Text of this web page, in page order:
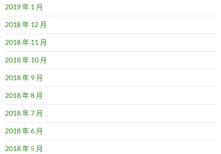
2019 年 1 月
2018 年 12 月
2018 年 11 月
2018 年 10 月
2018 年 9 月
2018 年 8 月
2018 年 7 月
2018 年 6 月
2018 年 5 月